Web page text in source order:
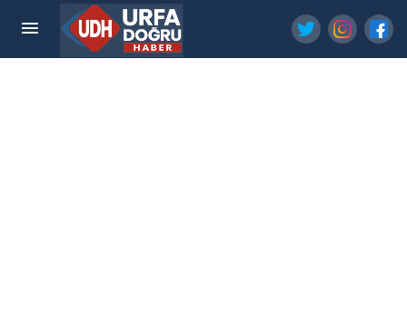
Sağlık Bakanı'ndan Şanlıurfa Şehir Hastanesi